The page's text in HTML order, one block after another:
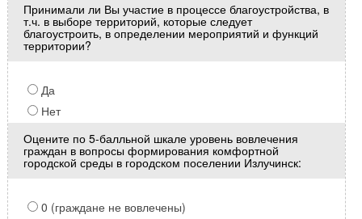
Принимали ли Вы участие в процессе благоустройства, в
т.ч. в выборе территорий, которые следует
благоустроить, в определении мероприятий и функций
территории?
Да
Нет
Оцените по 5-балльной шкале уровень вовлечения
граждан в вопросы формирования комфортной
городской среды в городском поселении Излучинск:
0 (граждане не вовлечены)